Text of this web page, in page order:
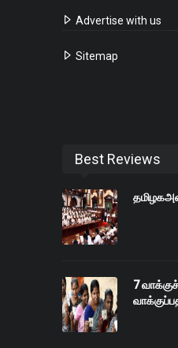
Advertise with us
Sitemap
Best Reviews
7